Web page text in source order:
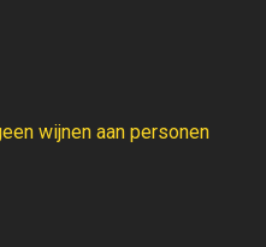
wijnen aan personen